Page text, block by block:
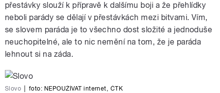
přestávky slouží k přípravě k dalšímu boji a že přehlídky
neboli parády se dělají v přestávkách mezi bitvami. Vím,
se slovem paráda je to všechno dost složité a jednoduše
neuchopitelné, ale to nic nemění na tom, že je paráda
lehnout si na záda.
Slovo foto: NEPOUŽÍVAT internet, ČTK